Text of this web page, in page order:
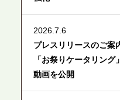
2026.7.6
プレスリリースのご案
「お祭りケータリン
動画を公開